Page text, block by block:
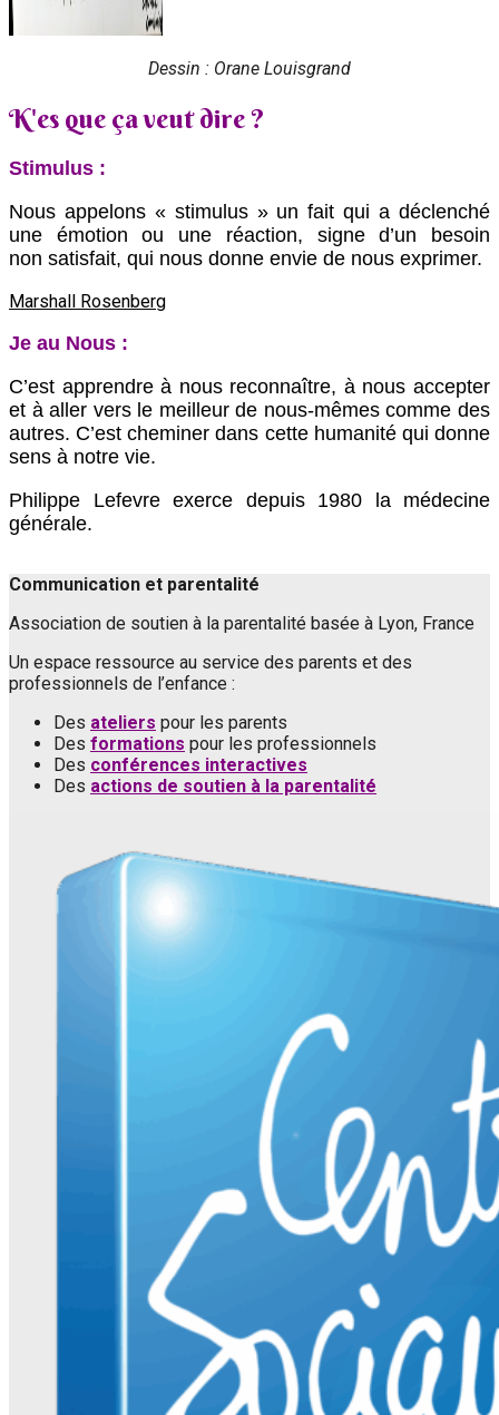
Dessin : Orane Louisgrand
‍‍K'es que ça veut dire ?
Stimulus :
Nous appelons « stimulus » un fait qui a déclenché
une émotion ou une réaction, signe d’un besoin
non satisfait, qui nous donne envie de nous exprimer.
Marshall Rosenberg
‍Je au Nous :
C’est apprendre à nous reconnaître, à nous accepter
et à aller vers le meilleur de nous-mêmes comme des
autres. C’est cheminer dans cette humanité qui donne
sens à notre vie.
Philippe Lefevre exerce depuis 1980 la médecine
générale.
Communication et parentalité
Association de soutien à la parentalité basée à Lyon, France
Un espace ressource au service des parents et des
professionnels de l’enfance :
Des ateliers pour les parents
Des formations pour les professionnels
Des conférences interactives
Des actions de soutien à la parentalité